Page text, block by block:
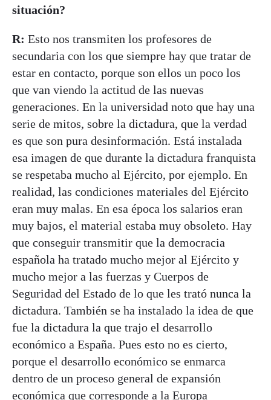
situación?
R: Esto nos transmiten los profesores de
secundaria con los que siempre hay que tratar de
estar en contacto, porque son ellos un poco los
que van viendo la actitud de las nuevas
generaciones. En la universidad noto que hay una
serie de mitos, sobre la dictadura, que la verdad
es que son pura desinformación. Está instalada
esa imagen de que durante la dictadura franquista
se respetaba mucho al Ejército, por ejemplo. En
realidad, las condiciones materiales del Ejército
eran muy malas. En esa época los salarios eran
muy bajos, el material estaba muy obsoleto. Hay
que conseguir transmitir que la democracia
española ha tratado mucho mejor al Ejército y
mucho mejor a las fuerzas y Cuerpos de
Seguridad del Estado de lo que les trató nunca la
dictadura. También se ha instalado la idea de que
fue la dictadura la que trajo el desarrollo
económico a España. Pues esto no es cierto,
porque el desarrollo económico se enmarca
dentro de un proceso general de expansión
económica que corresponde a la Europa